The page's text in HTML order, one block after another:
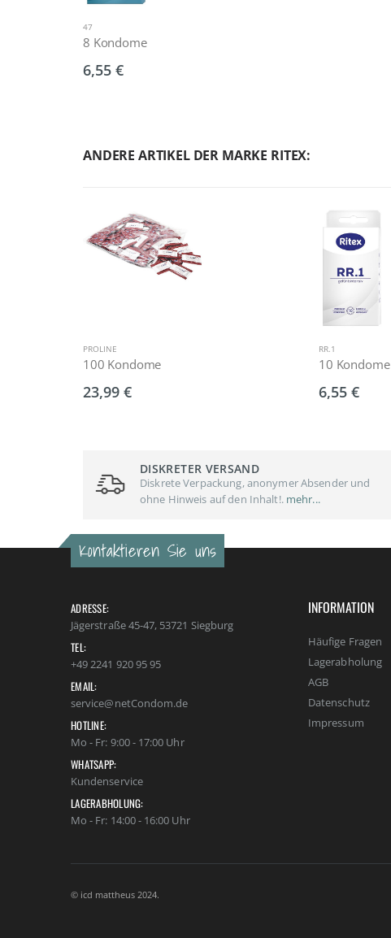
47
8 Kondome
6,55 €
ANDERE ARTIKEL DER MARKE RITEX:
PROLINE
100 Kondome
23,99 €
RR.1
10 Kondome
6,55 €
DISKRETER VERSAND
Diskrete Verpackung, anonymer Absender und
ohne Hinweis auf den Inhalt!.mehr...
Kontaktieren Sie uns
ADRESSE:
Jägerstraße 45-47, 53721 Siegburg
TEL:
+49 2241 920 95 95
EMAIL:
service@netCondom.de
HOTLINE:
Mo - Fr: 9:00 - 17:00 Uhr
WHATSAPP:
Kundenservice
LAGERABHOLUNG:
Mo - Fr: 14:00 - 16:00 Uhr
INFORMATION
Häufige Fragen
Lagerabholung
AGB
Datenschutz
Impressum
© icd mattheus 2024.